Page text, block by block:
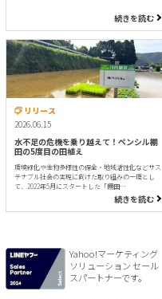
続きを読む
リリース
2026.06.15
水不足の危機を乗り越えて！ペンシル棚
田の5度目の田植え
環境緑化や生物多様性の保全・地域活性化などサス
テナブル社会の実現に向けた取り組みの一環とし
て、2022年5月にスタートした「棚田…
続きを読む
Yahoo!マーケティング
ソリューション セール
スパートナーです。